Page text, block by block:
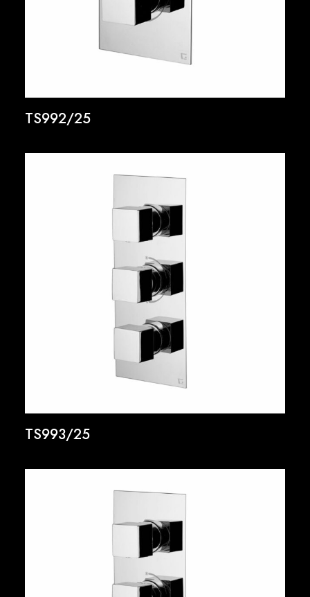
TS992/25
TS993/25